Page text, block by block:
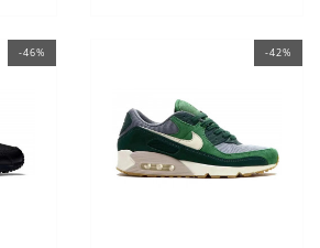
-46% -42%